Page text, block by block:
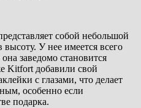
собой небольшой
У нее имеется всего
заведомо становится
Kitfort добавили свой
с глазами, что делает
особенно если
подарка.